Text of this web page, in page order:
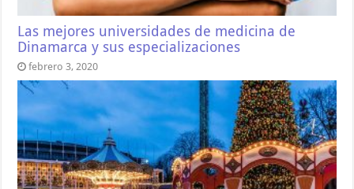
Las mejores universidades de medicina de
Dinamarca y sus especializaciones
febrero 3, 2020